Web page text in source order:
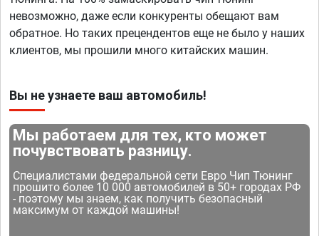
невозможно, даже если конкуренты обещают вам
обратное. Но таких прецендентов еще не было у наших
клиентов, мы прошили много китайских машин.
Вы не узнаете ваш автомобиль!
Мы работаем для тех, кто может
почувствовать разницу.
Специалистами федеральной сети Евро Чип Тюнинг
прошито более 10 000 автомобилей в 50+ городах РФ
- поэтому мы знаем, как получить безопасный
максимум от каждой машины!